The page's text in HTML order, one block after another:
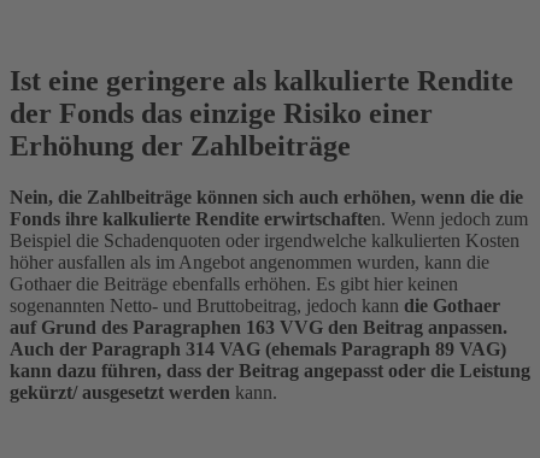
Ist eine geringere als kalkulierte Rendite
der Fonds das einzige Risiko einer
Erhöhung der Zahlbeiträge
Nein, die Zahlbeiträge können sich auch erhöhen, wenn die die
Fonds ihre kalkulierte Rendite erwirtschaften. Wenn jedoch zum
Beispiel die Schadenquoten oder irgendwelche kalkulierten Kosten
höher ausfallen als im Angebot angenommen wurden, kann die
Gothaer die Beiträge ebenfalls erhöhen. Es gibt hier keinen
sogenannten Netto- und Bruttobeitrag, jedoch kann die Gothaer
auf Grund des Paragraphen 163 VVG den Beitrag anpassen.
Auch der Paragraph 314 VAG (ehemals Paragraph 89 VAG)
kann dazu führen, dass der Beitrag angepasst oder die Leistung
gekürzt/ ausgesetzt werden kann.